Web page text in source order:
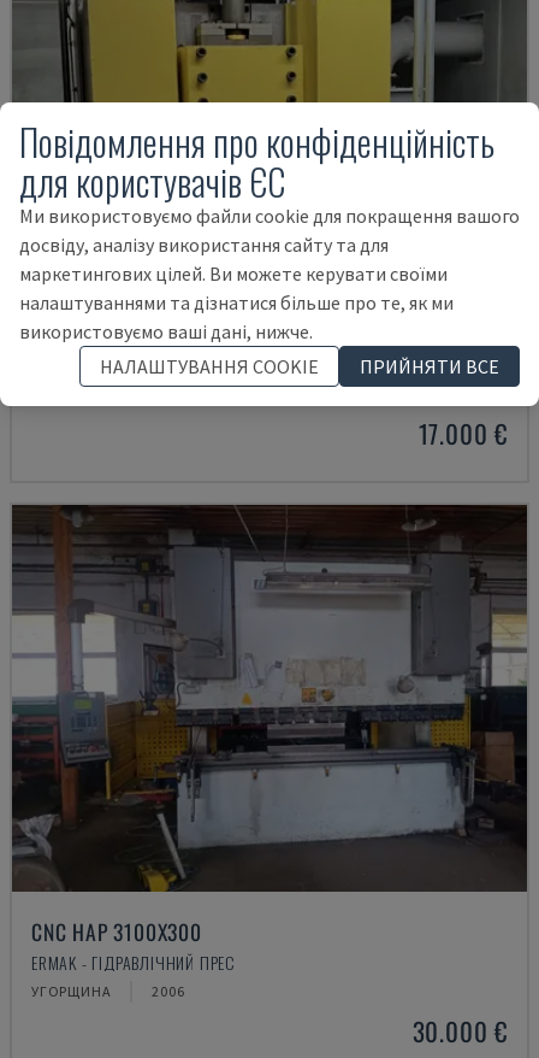
VSP 350
WINTER - ГІДРАВЛІЧНИЙ ПРЕС
17.000 €
CNC HAP 3100X300
ERMAK - ГІДРАВЛІЧНИЙ ПРЕС
УГОРЩИНА 2006
30.000 €
Повідомлення про конфіденційність
для користувачів ЄС
Ми використовуємо файли cookie для покращення вашого
досвіду, аналізу використання сайту та для
маркетингових цілей. Ви можете керувати своїми
налаштуваннями та дізнатися більше про те, як ми
використовуємо ваші дані, нижче.
НАЛАШТУВАННЯ COOKIE
ПРИЙНЯТИ ВСЕ